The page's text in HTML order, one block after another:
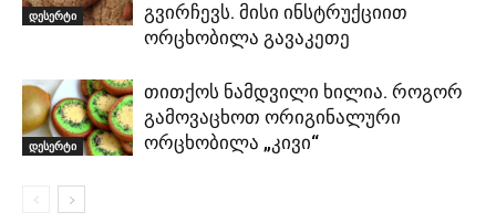
დესერტი
გვირჩევს. მისი ინსტრუქციით
ორცხობილა გავაკეთე
დესერტი
თითქოს ნამდვილი ხილია. როგორ
გამოვაცხოთ ორიგინალური
ორცხობილა „კივი“